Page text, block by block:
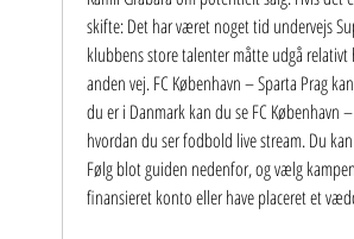
skifte: Det har været noget tid undervejs
klubbens store talenter måtte udgå
anden vej. FC København – Sparta Prag
du er i Danmark kan du se FC København
hvordan du ser fodbold live stream. Du
Følg blot guiden nedenfor, og vælg
finansieret konto eller have placeret et